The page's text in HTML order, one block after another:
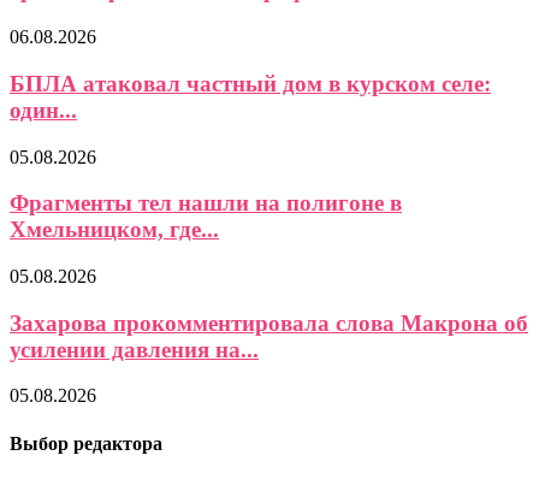
06.08.2026
БПЛА атаковал частный дом в курском селе:
один...
05.08.2026
Фрагменты тел нашли на полигоне в
Хмельницком, где...
05.08.2026
Захарова прокомментировала слова Макрона об
усилении давления на...
05.08.2026
Выбор редактора